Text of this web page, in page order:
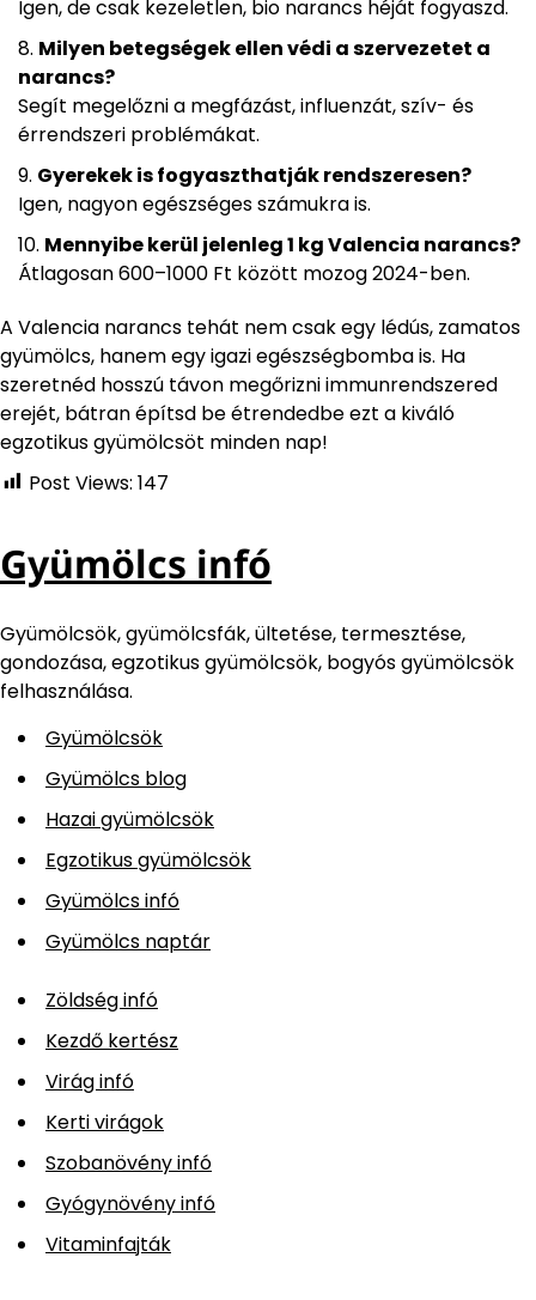
Igen, de csak kezeletlen, bio narancs héját fogyaszd.
Milyen betegségek ellen védi a szervezetet a
narancs?
Segít megelőzni a megfázást, influenzát, szív- és
érrendszeri problémákat.
Gyerekek is fogyaszthatják rendszeresen?
Igen, nagyon egészséges számukra is.
Mennyibe kerül jelenleg 1 kg Valencia narancs?
Átlagosan 600–1000 Ft között mozog 2024-ben.
A Valencia narancs tehát nem csak egy lédús, zamatos
gyümölcs, hanem egy igazi egészségbomba is. Ha
szeretnéd hosszú távon megőrizni immunrendszered
erejét, bátran építsd be étrendedbe ezt a kiváló
egzotikus gyümölcsöt minden nap!
Post Views: 147
Gyümölcs infó
Gyümölcsök, gyümölcsfák, ültetése, termesztése,
gondozása, egzotikus gyümölcsök, bogyós gyümölcsök
felhasználása.
Gyümölcsök
Gyümölcs blog
Hazai gyümölcsök
Egzotikus gyümölcsök
Gyümölcs infó
Gyümölcs naptár
Zöldség infó
Kezdő kertész
Virág infó
Kerti virágok
Szobanövény infó
Gyógynövény infó
Vitaminfajták